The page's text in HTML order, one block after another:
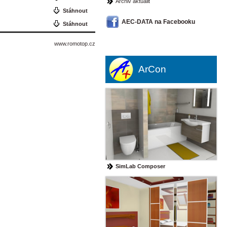
Stáhnout
Stáhnout
www.romotop.cz
AEC-DATA na Facebooku
ArCon
SimLab Composer